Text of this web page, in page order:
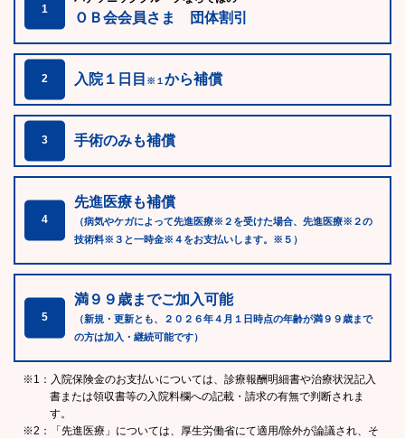
1
ＯＢ会会員さま 団体割引
2 入院１日目 ※１ から補償
3 手術のみも補償
4
先進医療も補償
（病気やケガによって先進医療※２を受けた場合、先進医療※２の
技術料※３と一時金※４をお支払いします。※５）
5
満９９歳までご加入可能
（新規・更新とも、２０２６年４月１日時点の年齢が満９９歳まで
の方は加入・継続可能です）
※1：入院保険金のお支払いについては、診療報酬明細書や治療状況記入
書または領収書等の入院料欄への記載・請求の有無で判断されま
す。
※2：「先進医療」については、厚生労働省にて適用/除外が論議され、そ